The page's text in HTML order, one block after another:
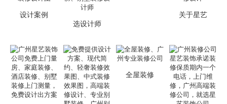
设计案例
选设计师
关于星艺
全屋装修